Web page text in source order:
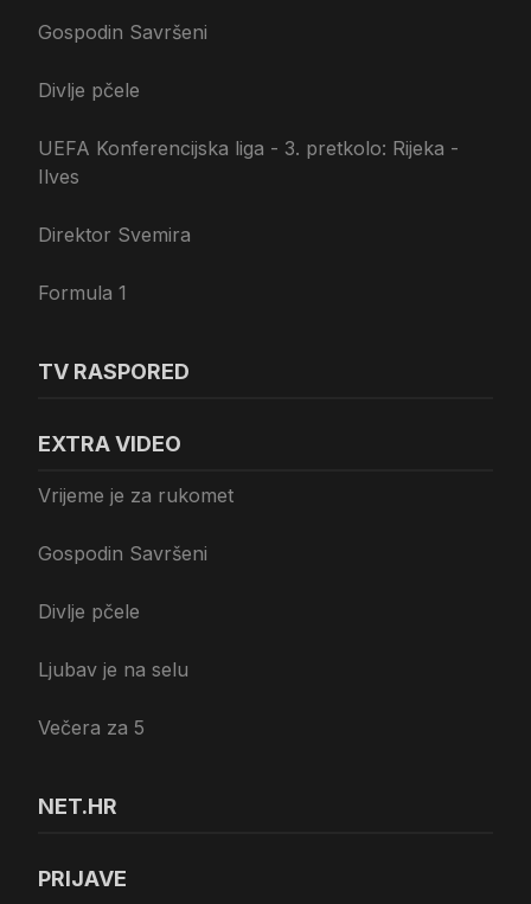
Gospodin Savršeni
Divlje pčele
UEFA Konferencijska liga - 3. pretkolo: Rijeka -
Ilves
Direktor Svemira
Formula 1
TV RASPORED
EXTRA VIDEO
Vrijeme je za rukomet
Gospodin Savršeni
Divlje pčele
Ljubav je na selu
Večera za 5
NET.HR
PRIJAVE